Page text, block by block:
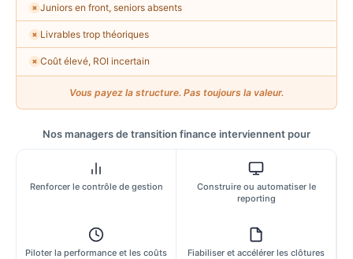
✗ Juniors en front, seniors absents
✗ Livrables trop théoriques
✗ Coût élevé, ROI incertain
Vous payez la structure. Pas toujours la valeur.
Nos managers de transition finance interviennent pour
Renforcer le contrôle de gestion
Construire ou automatiser le
reporting
Piloter la performance et les coûts Fiabiliser et accélérer les clôtures